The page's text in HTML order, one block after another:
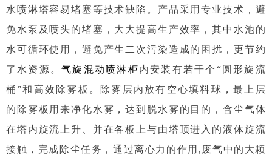
水喷淋塔容易堵塞等技术缺陷。产品采用专业技术，避
免水泵及喷头的堵塞，大大提高生产效率，其中水池的
水可循环使用，避免产生二次污染造成的困扰，更节约
了水资源。气旋混动喷淋柜内安装有若干个“圆形旋流
桶”和高效除雾板。除雾层内放有空心填料球，最上层
的除雾板用来净化水雾，达到脱水雾的目的，含尘气体
在塔内旋流上升、并在各板上与由塔顶进入的液体旋流
接触，完成除尘任务，通过离心力的作用,废气中的大颗